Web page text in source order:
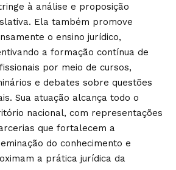
à análise e proposição
Ela também promove
o ensino jurídico,
a formação contínua de
por meio de cursos,
e debates sobre questões
Sua atuação alcança todo o
nacional, com representações
que fortalecem a
do conhecimento e
a prática jurídica da